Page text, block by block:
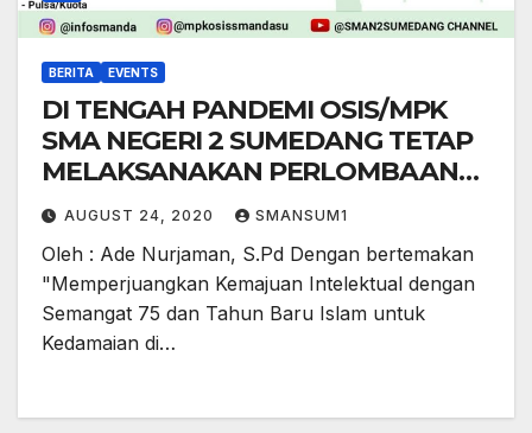
BERITA EVENTS
DI TENGAH PANDEMI OSIS/MPK
SMA NEGERI 2 SUMEDANG TETAP
MELAKSANAKAN PERLOMBAAN
SECARA ONLINE DALAM RANGKA
MEMPERINGATI HARI
KEMERDEKAAN REPUBLIK
INDONESIA
AUGUST 24, 2020 SMANSUM1
Oleh : Ade Nurjaman, S.Pd Dengan bertemakan
"Memperjuangkan Kemajuan Intelektual dengan
Semangat 75 dan Tahun Baru Islam untuk
Kedamaian di…